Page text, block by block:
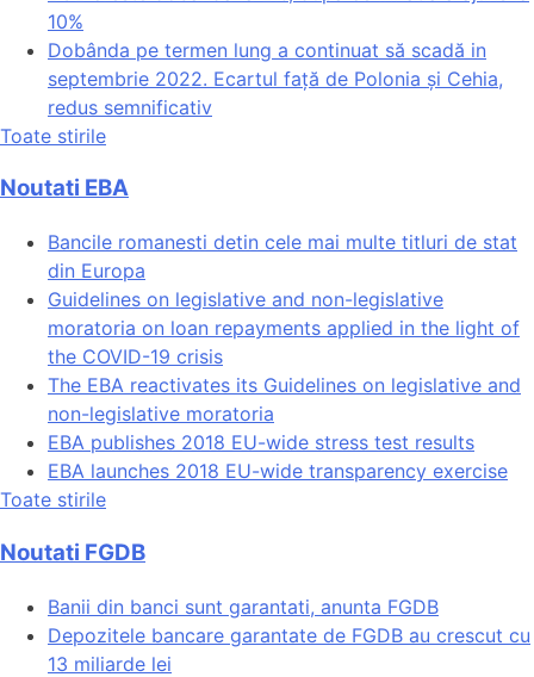
10%
Dobânda pe termen lung a continuat să scadă in
septembrie 2022. Ecartul față de Polonia și Cehia,
redus semnificativ
Toate stirile
Noutati EBA
Bancile romanesti detin cele mai multe titluri de stat
din Europa
Guidelines on legislative and non-legislative
moratoria on loan repayments applied in the light of
the COVID-19 crisis
The EBA reactivates its Guidelines on legislative and
non-legislative moratoria
EBA publishes 2018 EU-wide stress test results
EBA launches 2018 EU-wide transparency exercise
Toate stirile
Noutati FGDB
Banii din banci sunt garantati, anunta FGDB
Depozitele bancare garantate de FGDB au crescut cu
13 miliarde lei